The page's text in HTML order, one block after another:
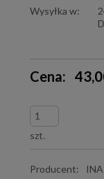
Wysyłka w:
Cena nie
Cena:
szt.
Producent: